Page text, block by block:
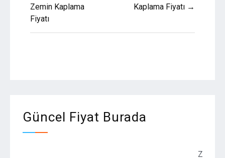
gezinmesi
Zemin Kaplama
Fiyatı
Kaplama Fiyatı →
Güncel Fiyat Burada
Zemin